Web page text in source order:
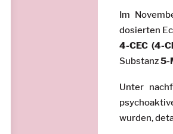
Im
dosierten
4-CEC (4-
Substanz5-
Unter
wurden,